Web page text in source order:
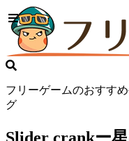
フリーゲームのおすす
グ